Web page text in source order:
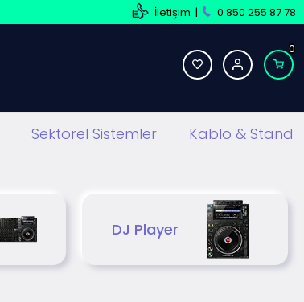
İletişim | 0 850 255 87 78
0
Sektörel Sistemler Kablo & Stand
DJ Player